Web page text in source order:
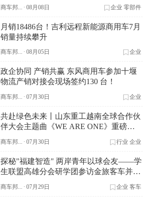
商车邦... · 08月08日 企业 零部件
月销18486台！吉利远程新能源商用车7月
销量持续攀升
商车邦... · 08月05日 企业
政企协同 产销共赢 东风商用车参加十堰
物流产销对接会现场签约130 台！
商车邦... · 07月30日 企业
共赴绿色未来丨山东重工越南全球合作伙
伴大会主题曲《WE ARE ONE》重磅首
商车邦... · 07月30日 行业 企业
探秘"福建智造" 两岸青年以球会友——学
生联盟高雄分会研学团参访金旅客车并开
商车邦... · 07月29日 企业 客车